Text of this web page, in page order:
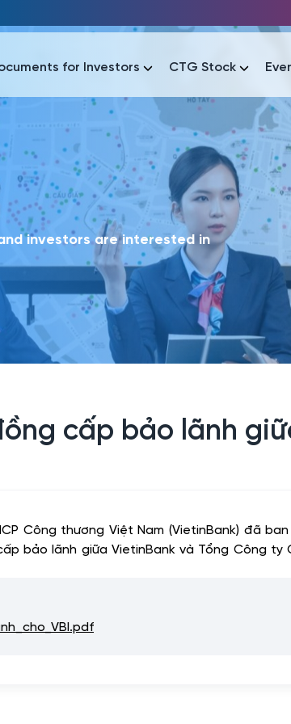
Thông tin giao dịch Công bố thông tin Sự
for Investors CTG Stock
Thông tin giao dịch Công bố thông tin
investors are interested in
cấp bảo lãnh
Công thương Việt Nam (VietinBank) đã
bảo lãnh giữa VietinBank và Tổng Công ty